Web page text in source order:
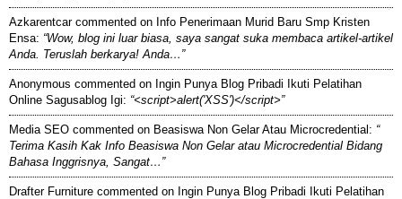
Azkarentcarcommented on Info Penerimaan Murid Baru Smp Kristen
Ensa: “Wow, blog ini luar biasa, saya sangat suka membaca artikel-artikel
Anda. Teruslah berkarya! Anda…”
Anonymous commented on Ingin Punya Blog Pribadi Ikuti Pelatihan
Online Sagusablog Igi: “<script>alert('XSS')</script>”
Media SEO commented on Beasiswa Non Gelar Atau Microcredential: “
Terima Kasih Kak Info Beasiswa Non Gelar atau Microcredential Bidang
Bahasa Inggrisnya, Sangat…”
Drafter Furniture commented on Ingin Punya Blog Pribadi Ikuti Pelatihan